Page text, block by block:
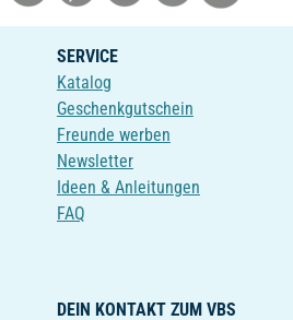
SERVICE
Katalog
Geschenkgutschein
Freunde werben
Newsletter
Ideen & Anleitungen
FAQ
DEIN KONTAKT ZUM VBS